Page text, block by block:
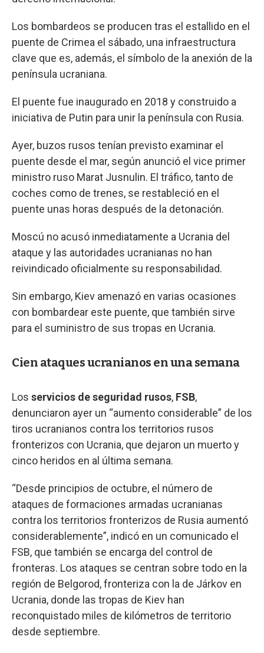
Los bombardeos se producen tras el estallido en el
puente de Crimea el sábado, una infraestructura
clave que es, además, el símbolo de la anexión de la
península ucraniana.
El puente fue inaugurado en 2018 y construido a
iniciativa de Putin para unir la península con Rusia.
Ayer, buzos rusos tenían previsto examinar el
puente desde el mar, según anunció el vice primer
ministro ruso Marat Jusnulin. El tráfico, tanto de
coches como de trenes, se restableció en el
puente unas horas después de la detonación.
Moscú no acusó inmediatamente a Ucrania del
ataque y las autoridades ucranianas no han
reivindicado oficialmente su responsabilidad.
Sin embargo, Kiev amenazó en varias ocasiones
con bombardear este puente, que también sirve
para el suministro de sus tropas en Ucrania.
Cien ataques ucranianos en una semana
Los servicios de seguridad rusos, FSB,
denunciaron ayer un “aumento considerable” de los
tiros ucranianos contra los territorios rusos
fronterizos con Ucrania, que dejaron un muerto y
cinco heridos en al última semana.
“Desde principios de octubre, el número de
ataques de formaciones armadas ucranianas
contra los territorios fronterizos de Rusia aumentó
considerablemente”, indicó en un comunicado el
FSB, que también se encarga del control de
fronteras. Los ataques se centran sobre todo en la
región de Belgorod, fronteriza con la de Járkov en
Ucrania, donde las tropas de Kiev han
reconquistado miles de kilómetros de territorio
desde septiembre.